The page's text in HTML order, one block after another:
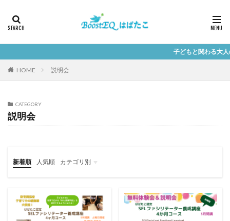
子どもと関わる大人のための学び
HOME 説明会
CATEGORY
説明会
新着順 人気順
カテゴリ別